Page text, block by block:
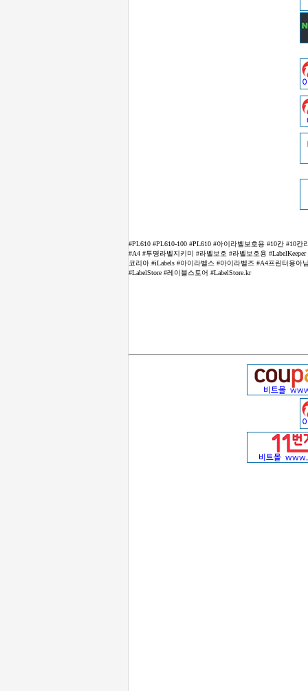
#PL610 #PL610-100 #PL610 #아이라벨보호용 #10칸 #10
#A4 #투명라벨지키미 #라벨보호 #라벨보호용
코리아 #iLabels #아이라벨스 #아이라벨즈 #A4프린터용
#LabelStore #레이블스토어 #LabelStore.kr